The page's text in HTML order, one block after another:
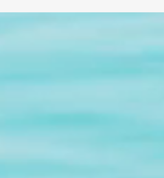
valor incalculable delos